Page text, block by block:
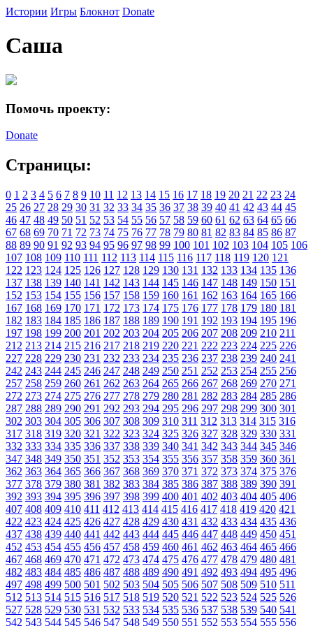
Истории Игры Блокнот Donate
Саша
Помочь проекту:
Donate
Страницы:
0 1 2 3 4 5 6 7 8 9 10 11 12 13 14 15 16 17 18 19 20 21 22 23 24
25 26 27 28 29 30 31 32 33 34 35 36 37 38 39 40 41 42 43 44 45
46 47 48 49 50 51 52 53 54 55 56 57 58 59 60 61 62 63 64 65 66
67 68 69 70 71 72 73 74 75 76 77 78 79 80 81 82 83 84 85 86 87
88 89 90 91 92 93 94 95 96 97 98 99 100 101 102 103 104 105 106
107 108 109 110 111 112 113 114 115 116 117 118 119 120 121
122 123 124 125 126 127 128 129 130 131 132 133 134 135 136
137 138 139 140 141 142 143 144 145 146 147 148 149 150 151
152 153 154 155 156 157 158 159 160 161 162 163 164 165 166
167 168 169 170 171 172 173 174 175 176 177 178 179 180 181
182 183 184 185 186 187 188 189 190 191 192 193 194 195 196
197 198 199 200 201 202 203 204 205 206 207 208 209 210 211
212 213 214 215 216 217 218 219 220 221 222 223 224 225 226
227 228 229 230 231 232 233 234 235 236 237 238 239 240 241
242 243 244 245 246 247 248 249 250 251 252 253 254 255 256
257 258 259 260 261 262 263 264 265 266 267 268 269 270 271
272 273 274 275 276 277 278 279 280 281 282 283 284 285 286
287 288 289 290 291 292 293 294 295 296 297 298 299 300 301
302 303 304 305 306 307 308 309 310 311 312 313 314 315 316
317 318 319 320 321 322 323 324 325 326 327 328 329 330 331
332 333 334 335 336 337 338 339 340 341 342 343 344 345 346
347 348 349 350 351 352 353 354 355 356 357 358 359 360 361
362 363 364 365 366 367 368 369 370 371 372 373 374 375 376
377 378 379 380 381 382 383 384 385 386 387 388 389 390 391
392 393 394 395 396 397 398 399 400 401 402 403 404 405 406
407 408 409 410 411 412 413 414 415 416 417 418 419 420 421
422 423 424 425 426 427 428 429 430 431 432 433 434 435 436
437 438 439 440 441 442 443 444 445 446 447 448 449 450 451
452 453 454 455 456 457 458 459 460 461 462 463 464 465 466
467 468 469 470 471 472 473 474 475 476 477 478 479 480 481
482 483 484 485 486 487 488 489 490 491 492 493 494 495 496
497 498 499 500 501 502 503 504 505 506 507 508 509 510 511
512 513 514 515 516 517 518 519 520 521 522 523 524 525 526
527 528 529 530 531 532 533 534 535 536 537 538 539 540 541
542 543 544 545 546 547 548 549 550 551 552 553 554 555 556